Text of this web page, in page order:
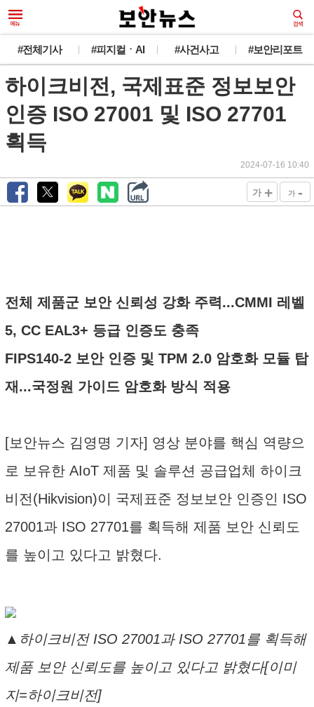
#전체기사 #피지컬ㆍAI #사건사고 #보안리포트
하이크비전, 국제표준 정보보안
인증 ISO 27001 및 ISO 27701
획득
2024-07-16 10:40
가 + 가 -
전체 제품군 보안 신뢰성 강화 주력...CMMI 레벨
5, CC EAL3+ 등급 인증도 충족
FIPS140-2 보안 인증 및 TPM 2.0 암호화 모듈 탑
재...국정원 가이드 암호화 방식 적용
[보안뉴스 김영명 기자] 영상 분야를 핵심 역량으
로 보유한 AIoT 제품 및 솔루션 공급업체 하이크
비전(Hikvision)이 국제표준 정보보안 인증인 ISO
27001과 ISO 27701를 획득해 제품 보안 신뢰도
를 높이고 있다고 밝혔다.
▲하이크비전 ISO 27001과 ISO 27701를 획득해
제품 보안 신뢰도를 높이고 있다고 밝혔다[이미
지=하이크비전]